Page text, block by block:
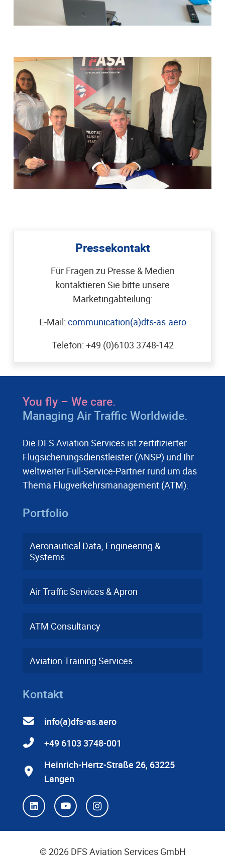
Pressekontakt
Für Fragen zu Presse & Medien
kontaktieren Sie bitte unsere
Marketingabteilung:
E-Mail: communication(a)dfs-as.aero
Telefon: +49 (0)6103 3748-142
You fly – We care.
Managing Air Traffic Worldwide.
Die DFS Aviation Services ist zertifizierter
Flugsicherungsdienstleister (ANSP) und Ihr
weltweiter Full-Service-Partner rund um das
Thema Flugverkehrsmanagement (ATM).
Portfolio
Aeronautical Data, Engineering &
Systems
Air Traffic Services & Apron
ATM Consultancy
Aviation Training Services
Kontakt
info(a)dfs-as.aero
+49 6103 3748-001
Heinrich-Hertz-Straße 26, 63225
Langen
© 2026 DFS Aviation Services GmbH